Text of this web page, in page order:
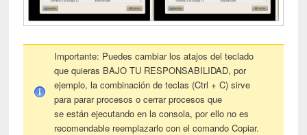
Importante: Puedes cambiar los atajos del teclado
que quieras BAJO TU RESPONSABILIDAD, por
ejemplo, la combinación de teclas (Ctrl + C) sirve
para parar procesos o cerrar procesos que
se están ejecutando en la consola, por ello no es
recomendable reemplazarlo con el comando Copiar.